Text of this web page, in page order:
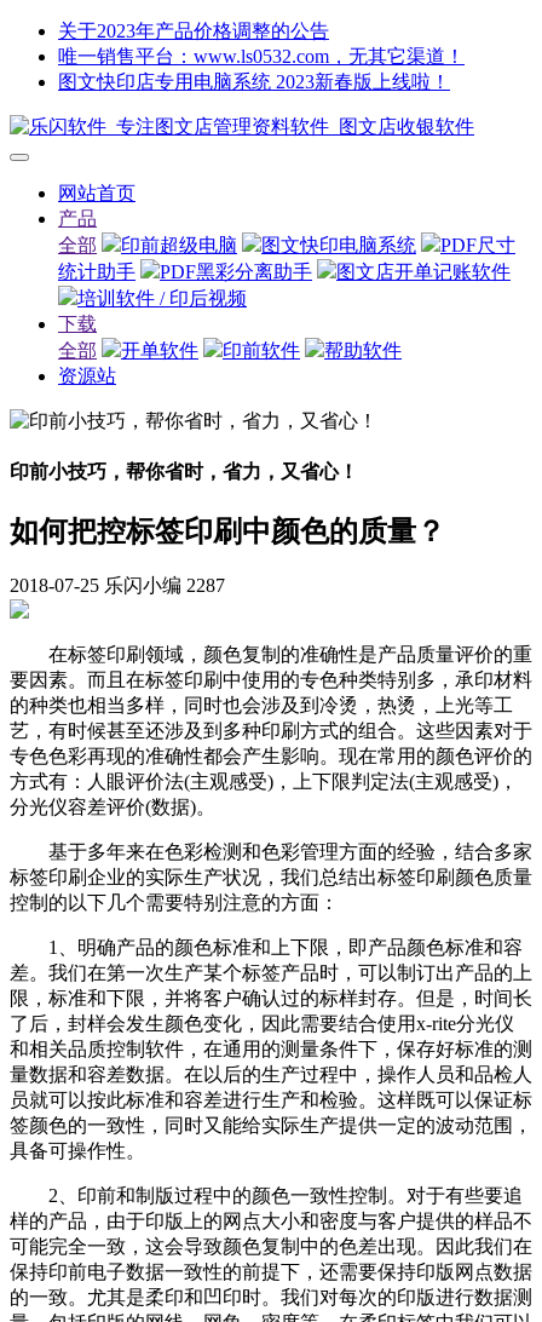
关于2023年产品价格调整的公告
唯一销售平台：www.ls0532.com，无其它渠道！
图文快印店专用电脑系统 2023新春版上线啦！
网站首页
产品
全部
印前超级电脑 图文快印电脑系统
PDF尺寸
统计助手
PDF黑彩分离助手
图文店开单记账软件
培训软件 / 印后视频
下载
全部
开单软件 印前软件
帮助软件
资源站
印前小技巧，帮你省时，省力，又省心！
如何把控标签印刷中颜色的质量？
2018-07-25 乐闪小编 2287
在标签印刷领域，颜色复制的准确性是产品质量评价的重
要因素。而且在标签印刷中使用的专色种类特别多，承印材料
的种类也相当多样，同时也会涉及到冷烫，热烫，上光等工
艺，有时候甚至还涉及到多种印刷方式的组合。这些因素对于
专色色彩再现的准确性都会产生影响。现在常用的颜色评价的
方式有：人眼评价法(主观感受)，上下限判定法(主观感受)，
分光仪容差评价(数据)。
基于多年来在色彩检测和色彩管理方面的经验，结合多家
标签印刷企业的实际生产状况，我们总结出标签印刷颜色质量
控制的以下几个需要特别注意的方面：
1、明确产品的颜色标准和上下限，即产品颜色标准和容
差。我们在第一次生产某个标签产品时，可以制订出产品的上
限，标准和下限，并将客户确认过的标样封存。但是，时间长
了后，封样会发生颜色变化，因此需要结合使用x-rite分光仪
和相关品质控制软件，在通用的测量条件下，保存好标准的测
量数据和容差数据。在以后的生产过程中，操作人员和品检人
员就可以按此标准和容差进行生产和检验。这样既可以保证标
签颜色的一致性，同时又能给实际生产提供一定的波动范围，
具备可操作性。
2、印前和制版过程中的颜色一致性控制。对于有些要追
样的产品，由于印版上的网点大小和密度与客户提供的样品不
可能完全一致，这会导致颜色复制中的色差出现。因此我们在
保持印前电子数据一致性的前提下，还需要保持印版网点数据
的一致。尤其是柔印和凹印时。我们对每次的印版进行数据测